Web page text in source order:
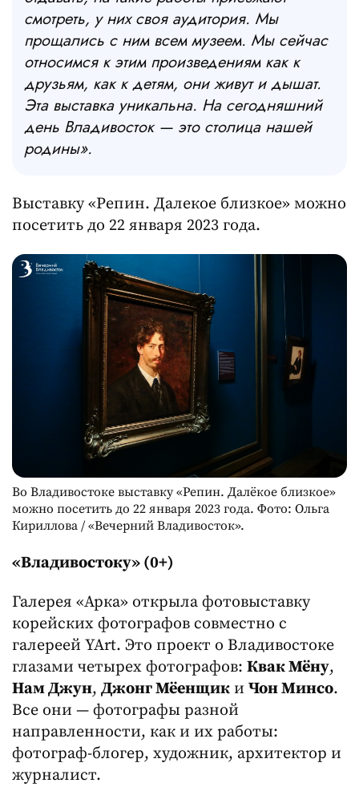
смотреть, у них своя аудитория. Мы
прощались с ним всем музеем. Мы сейчас
относимся к этим произведениям как к
друзьям, как к детям, они живут и дышат.
Эта выставка уникальна. На сегодняшний
день Владивосток — это столица нашей
родины».
Выставку «Репин. Далекое близкое» можно
посетить до 22 января 2023 года.
Во Владивостоке выставку «Репин. Далёкое близкое»
можно посетить до 22 января 2023 года. Фото: Ольга
Кириллова / «Вечерний Владивосток».
«Владивостоку» (0+)
Галерея «Арка» открыла фотовыставку
корейских фотографов совместно с
галереей YArt. Это проект о Владивостоке
глазами четырех фотографов: Квак Мёну,
Нам Джун, Джонг Мёенщик и Чон Минсо.
Все они — фотографы разной
направленности, как и их работы:
фотограф-блогер, художник, архитектор и
журналист.